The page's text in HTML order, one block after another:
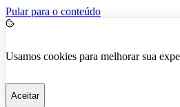
Pular para o conteúdo
Usamos cookies para melhorar sua
Aceitar